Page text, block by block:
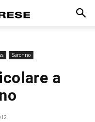
Saronno
a